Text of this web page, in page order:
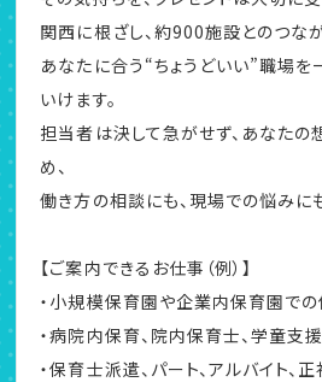
関西に根ざし、約900施設とのつな
あなたに合う“ちょうどいい”職場
いけます。
担当者は決して急がせず、あなた
め、
働き方の相談にも、現場での悩みに
【ご案内できるお仕事（例）】
・小規模保育園や企業内保育園で
・病院内保育、院内保育士、学童支
・保育士派遣、パート、アルバイト、